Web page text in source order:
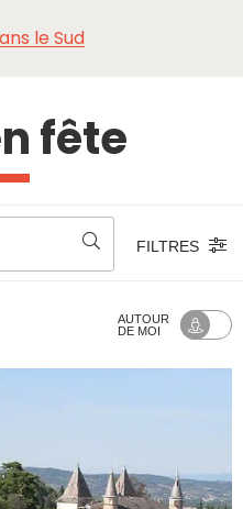
le Sud
fête
FILTRES
AUTOUR
DE MOI